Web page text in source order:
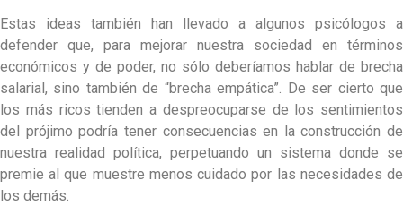
Estas ideas también han llevado a algunos psicólogos a
defender que, para mejorar nuestra sociedad en términos
económicos y de poder, no sólo deberíamos hablar de brecha
salarial, sino también de “brecha empática”. De ser cierto que
los más ricos tienden a despreocuparse de los sentimientos
del prójimo podría tener consecuencias en la construcción de
nuestra realidad política, perpetuando un sistema donde se
premie al que muestre menos cuidado por las necesidades de
los demás.